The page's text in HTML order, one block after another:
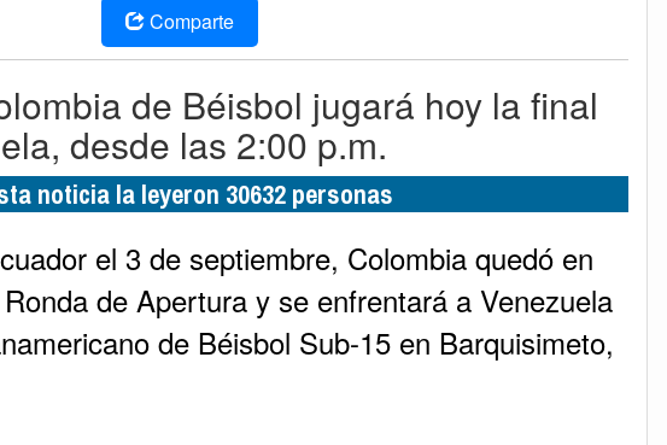
Comparte
de Béisbol jugará hoy la final
desde las 2:00 p.m.
noticia la leyeron 30632 personas
el 3 de septiembre, Colombia quedó en
de Apertura y se enfrentará a Venezuela
de Béisbol Sub-15 en Barquisimeto,